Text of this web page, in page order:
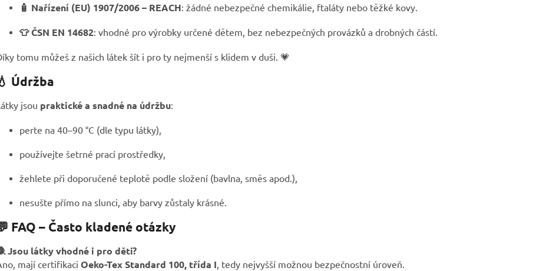
🧴 Nařízení (EU) 1907/2006 – REACH: žádné nebezpečné chemikálie, ftaláty nebo těžké kovy.
👕 ČSN EN 14682: vhodné pro výrobky určené dětem, bez nebezpečných provázků a drobných částí.
tomu můžeš z našich látek šít i pro ty nejmenší s klidem v duši. 💗
Údržba
jsou praktické a snadné na údržbu:
perte na 40–90 °C (dle typu látky),
používejte šetrné prací prostředky,
žehlete při doporučené teplotě podle složení (bavlna, směs apod.),
nesušte přímo na slunci, aby barvy zůstaly krásné.
FAQ – Často kladené otázky
Jsou látky vhodné i pro děti?
mají certifikaci Oeko-Tex Standard 100, třída I , tedy nejvyšší možnou bezpečnostní úroveň.